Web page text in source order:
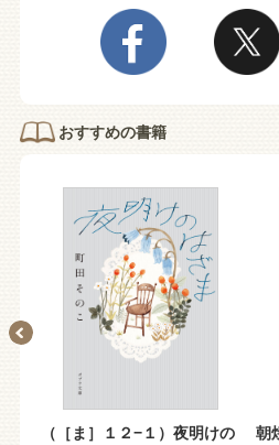
おすすめの書籍
（［ま］１２−１）夜明けの 朝